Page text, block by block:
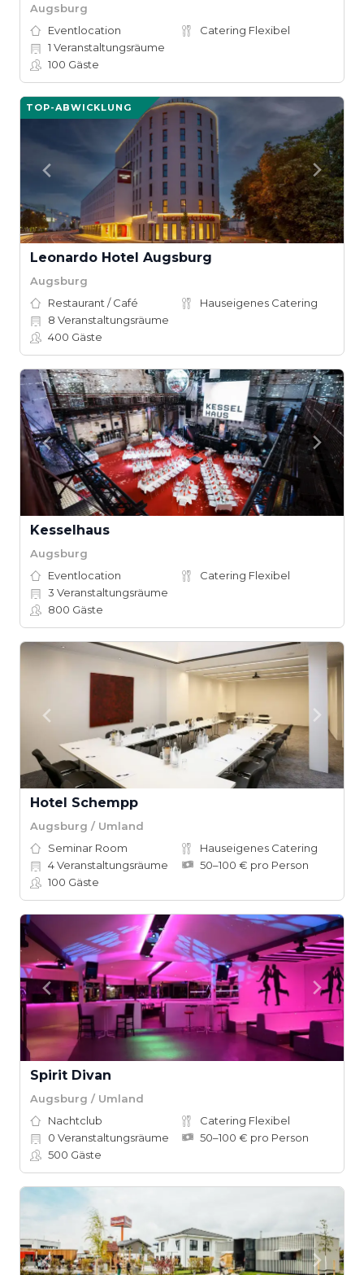
Augsburg
Eventlocation
Catering Flexibel
1 Veranstaltungsräume
100 Gäste
TOP-ABWICKLUNG
Leonardo Hotel Augsburg
Augsburg
Restaurant / Café
Hauseigenes Catering
8 Veranstaltungsräume
400 Gäste
Kesselhaus
Augsburg
Eventlocation
Catering Flexibel
3 Veranstaltungsräume
800 Gäste
Hotel Schempp
Augsburg / Umland
Seminar Room
Hauseigenes Catering
4Veranstaltungsräume
50–100 € pro Person
100 Gäste
Spirit Divan
Augsburg / Umland
Nachtclub
Catering Flexibel
0 Veranstaltungsräume
50–100 € pro Person
500 Gäste